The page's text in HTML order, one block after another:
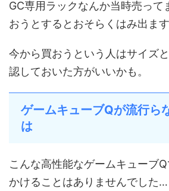
GC専用ラックなんか当時売って
おうとするとおそらくはみ出ます
今から買おうという人はサイズ
認しておいた方がいいかも。
ゲームキューブQが流行ら
は
こんな高性能なゲームキューブ
かけることはありませんでした…